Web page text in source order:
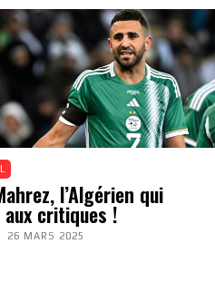
l’Algérien qui
critiques !
26 MARS 2025